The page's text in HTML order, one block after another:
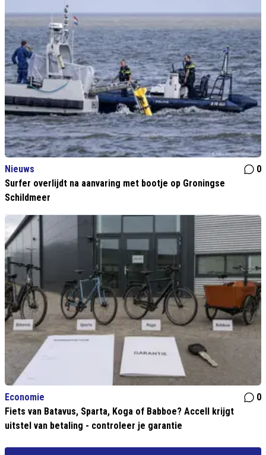
Nieuws
0
Surfer overlijdt na aanvaring met bootje op Groningse
Schildmeer
Economie
0
Fiets van Batavus, Sparta, Koga of Babboe? Accell krijgt
uitstel van betaling - controleer je garantie